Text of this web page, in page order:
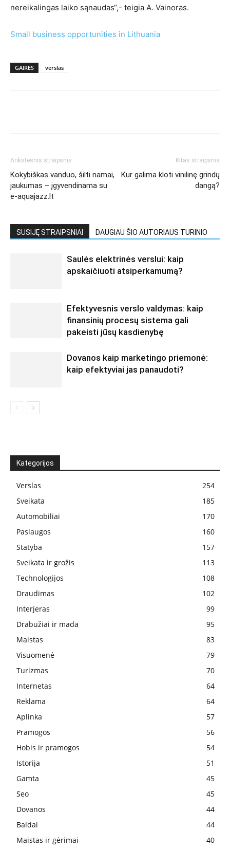
nereikalingas laiko sąnaudas“,- teigia A. Vainoras.
Small business opportunities in Lithuania
GAIRĖS verslas
Ankstesnis straipsnis
Kokybiškas vanduo, šilti namai,
jaukumas – įgyvendinama su
e-aquajazz.lt
Kitas straipsnis
Kur galima kloti vinilinę grindų
dangą?
SUSIJĘ STRAIPSNIAI DAUGIAU ŠIO AUTORIAUS TURINIO
Saulės elektrinės verslui: kaip
apskaičiuoti atsiperkamumą?
Efektyvesnis verslo valdymas: kaip
finansinių procesų sistema gali
pakeisti jūsų kasdienybę
Dovanos kaip marketingo priemonė:
kaip efektyviai jas panaudoti?
Kategorijos
Verslas
254
Sveikata
185
Automobiliai
170
Paslaugos
160
Statyba
157
Sveikata ir grožis
113
Technologijos
108
Draudimas
102
Interjeras
99
Drabužiai ir mada
95
Maistas
83
Visuomenė
79
Turizmas
70
Internetas
64
Reklama
64
Aplinka
57
Pramogos
56
Hobis ir pramogos
54
Istorija
51
Gamta
45
Seo
45
Dovanos
44
Baldai
44
Maistas ir gėrimai
40